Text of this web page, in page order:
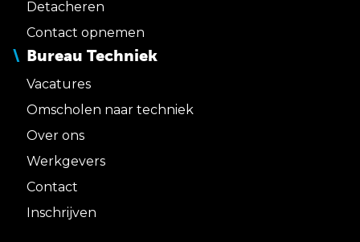
Detacheren
Contact opnemen
Bureau Techniek
Vacatures
Omscholen naar techniek
Over ons
Werkgevers
Contact
Inschrijven